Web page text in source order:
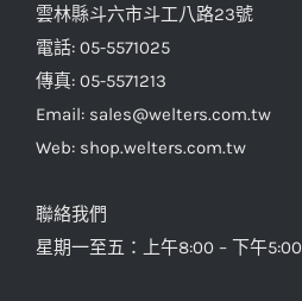
雲林縣斗六市斗工八路23號
電話: 05-5571025
傳真: 05-5571213
Email: sales@welters.com.tw
Web: shop.welters.com.tw
聯絡我們
星期一至五：上午8:00 – 下午5:00